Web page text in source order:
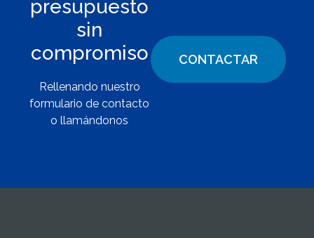
presupuesto
sin
compromiso
Rellenando nuestro
formulario de contacto
o llamándonos
CONTACTAR